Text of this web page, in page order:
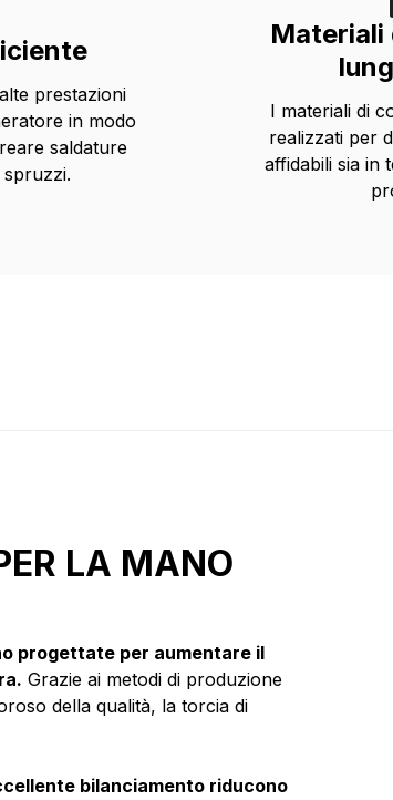
prestazioni
in modo
saldature
Materiali
I materiali di
realizzati per
affidabili sia in
LA MANO
progettate per aumentare il
Grazie ai metodi di produzione
della qualità, la torcia di
bilanciamento riducono